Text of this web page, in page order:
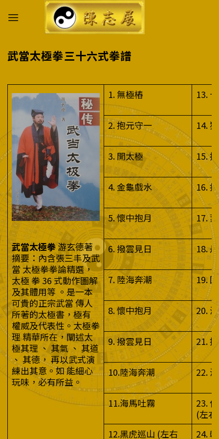
武當太極拳三十六式拳譜
武當太極拳游玄德著
摘要：內含張三丰及武
當 太極拳拳論精選，
太極 拳 36 式動作圖解
及其體用等 。是一本
可貴的正宗武當 傳人
所著的太極書，極有
權威及代表性。太極拳
理 精華所在，闡述太
極其理 、 其氣 、 其道
、 其德， 再以武式演
練出其意。如 能細心
玩味，必有所益。
1. 無極樁 13.
2. 抱元守一 14.
3. 開太極 15.
4. 金龜戲水 16.
5. 懷中抱月 17.
6. 撥雲見日 18.
7. 陸海奔潮 19.
8. 懷中抱月 20.
9. 撥雲見日 21.
10.陸海奔潮 22.
11.海馬吐霧
23.
(左
12.黑虎巡山 (左右
24.